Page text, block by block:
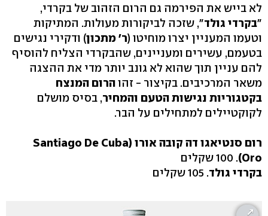
לא בייש את הפירמה גם הרום הזהוב של בקרדי,
"בקרדי גולד", שזכה לביקורות מעולות. המתיקות
וטעמו המעניין יצרו מוחיטו (ר' מתכון) ודקירי נגישים
בטעמם, עשירים ומעניינים, שהבקרדי הצליח להוסיף
להם עניין תוך שהוא לא גונב יותר מדי את ההצגה
משאר המרכיבים. בקיצור - זהוהרום המנצח
בקטגוריות נגישות הטעם והמחיר, בסיס מושלם
לקוקטיילים למתחילים על הבר.
רום סנטיאגו דה קובה אורו (Santiago De Cuba
Oro) . 100 שקלים
בקרדי גולד. 105 שקלים